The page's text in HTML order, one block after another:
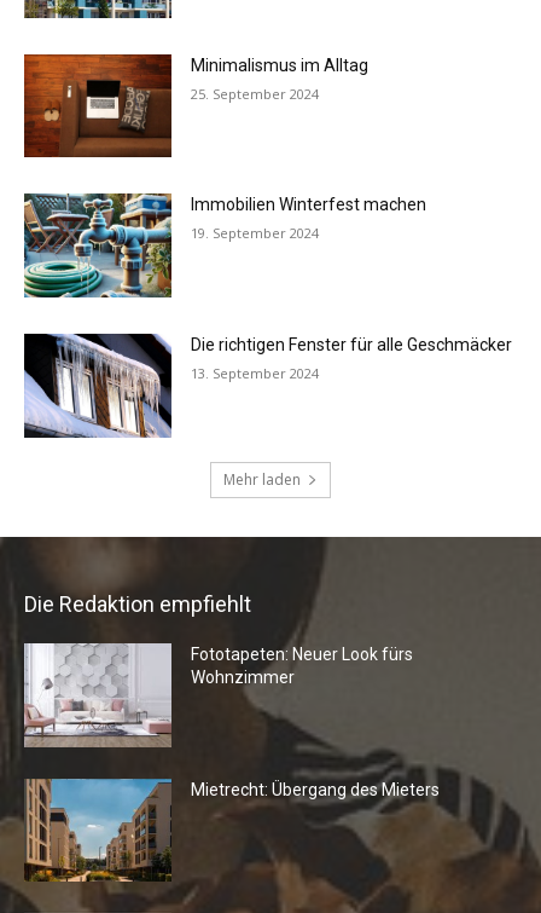
Die Redaktion empfiehlt
Fototapeten: Neuer Look fürs
Wohnzimmer
Mietrecht: Übergang des Mieters